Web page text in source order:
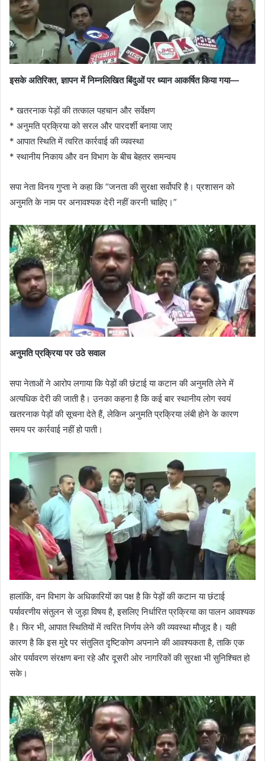
इसके अतिरिक्त, ज्ञापन में निम्नलिखित बिंदुओं पर ध्यान आकर्षित किया गया—
* खतरनाक पेड़ों की तत्काल पहचान और सर्वेक्षण
* अनुमति प्रक्रिया को सरल और पारदर्शी बनाया जाए
* आपात स्थिति में त्वरित कार्रवाई की व्यवस्था
* स्थानीय निकाय और वन विभाग के बीच बेहतर समन्वय
सपा नेता विनय गुप्ता ने कहा कि “जनता की सुरक्षा सर्वोपरि है। प्रशासन को
अनुमति के नाम पर अनावश्यक देरी नहीं करनी चाहिए।”
अनुमति प्रक्रिया पर उठे सवाल
सपा नेताओं ने आरोप लगाया कि पेड़ों की छंटाई या कटान की अनुमति लेने में
अत्यधिक देरी की जाती है। उनका कहना है कि कई बार स्थानीय लोग स्वयं
खतरनाक पेड़ों की सूचना देते हैं, लेकिन अनुमति प्रक्रिया लंबी होने के कारण
समय पर कार्रवाई नहीं हो पाती।
हालांकि, वन विभाग के अधिकारियों का पक्ष है कि पेड़ों की कटान या छंटाई
पर्यावरणीय संतुलन से जुड़ा विषय है, इसलिए निर्धारित प्रक्रिया का पालन आवश्यक
है। फिर भी, आपात स्थितियों में त्वरित निर्णय लेने की व्यवस्था मौजूद है। यही
कारण है कि इस मुद्दे पर संतुलित दृष्टिकोण अपनाने की आवश्यकता है, ताकि एक
ओर पर्यावरण संरक्षण बना रहे और दूसरी ओर नागरिकों की सुरक्षा भी सुनिश्चित हो
सके।